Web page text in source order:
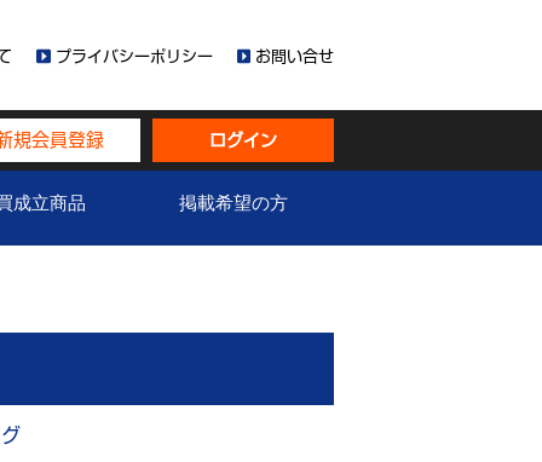
プライバシーポリシー お問い合せ
規会員登録 ログイン
成立商品 掲載希望の方